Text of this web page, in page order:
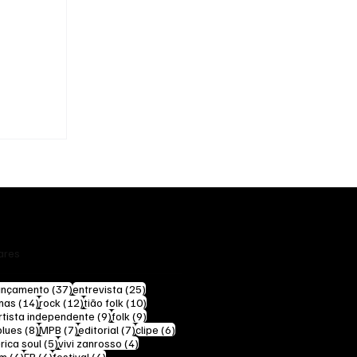
posts (37)37 posts
entrevista (25)25 posts
(14)14 posts
rock (12)12 posts
tião folk (10)10 posts
independente (9)9 posts
folk (9)9 posts
posts(8)8 posts
MPB (7)7 posts
editorial(7)7 posts
clipe (6)6 posts
soul(5)5 posts
vivi zanrosso (4)4 posts